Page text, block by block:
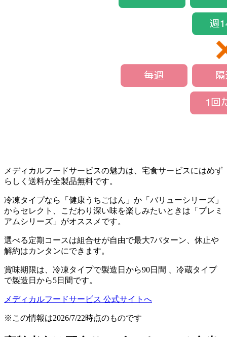
メディカルフードサービスの魅力は、宅食サービスにはめず
らしく送料が全製品無料です。
冷凍タイプなら「健康うちごはん」か「バリューシリーズ」
からセレクト、こだわり深い味を楽しみたいときは「プレミ
アムシリーズ」がオススメです。
選べる定期コースは組合せが自由で最大7パターン、休止や
解約はカンタンにできます。
賞味期限は、冷凍タイプで製造日から90日間 、冷蔵タイプ
で製造日から5日間です。
メディカルフードサービス 公式サイトへ
※この情報は2026/7/22時点のものです